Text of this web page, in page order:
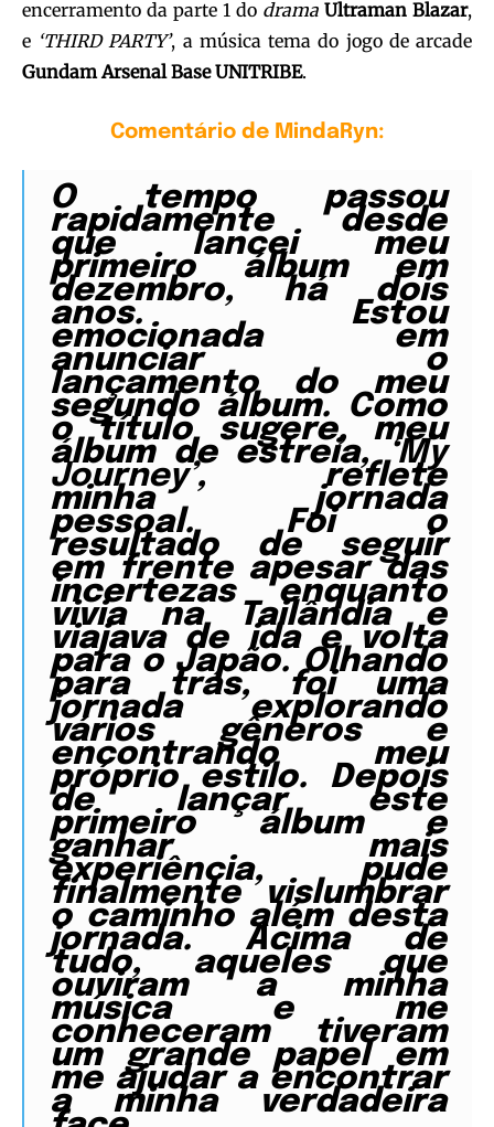
encerramento da parte 1 do drama Ultraman Blazar,
e ‘THIRD PARTY’, a música tema do jogo de arcade
Gundam Arsenal Base UNITRIBE.
Comentário de MindaRyn:
O tempo passou
rapidamente desde
que lancei meu
primeiro álbum em
dezembro, há dois
anos. Estou
emocionada em
anunciar o
lançamento do meu
segundo álbum. Como
o título sugere, meu
álbum de estreia,‘My
Journey’, reflete
minha jornada
pessoal. Foi o
resultado de seguir
em frente apesar das
incertezas enquanto
vivia na Tailândia e
viajava de ida e volta
para o Japão. Olhando
para trás, foi uma
jornada explorando
vários gêneros e
encontrando meu
próprio estilo. Depois
de lançar este
primeiro álbum e
ganhar mais
experiência, pude
finalmente vislumbrar
o caminho além desta
jornada. Acima de
tudo, aqueles que
ouviram a minha
música e me
conheceram tiveram
um grande papel em
me ajudar a encontrar
a minha verdadeira